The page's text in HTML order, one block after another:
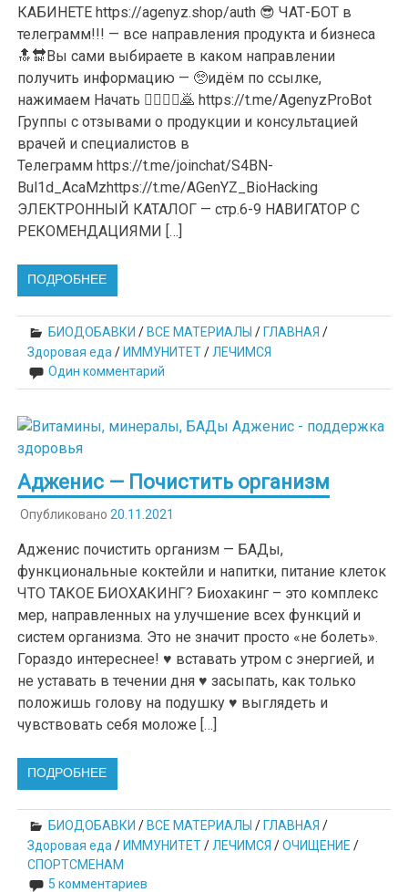
КАБИНЕТЕ https://agenyz.shop/auth 😎 ЧАТ-БОТ в
телеграмм!!! — все направления продукта и бизнеса
🔝🔛Вы сами выбираете в каком направлении
получить информацию — 🥺идём по ссылке,
нажимаем Начать 🙇‍♀️💁‍♀️🙇 https://t.me/AgenyzProBot
Группы с отзывами о продукции и консультацией
врачей и специалистов в
Телеграмм https://t.me/joinchat/S4BN-
Bul1d_AcaMzhttps://t.me/AGenYZ_BioHacking
ЭЛЕКТРОННЫЙ КАТАЛОГ — стр.6-9 НАВИГАТОР С
РЕКОМЕНДАЦИЯМИ […]
ПОДРОБНЕЕ
БИОДОБАВКИ / ВСЕ МАТЕРИАЛЫ / ГЛАВНАЯ /
Здоровая еда / ИММУНИТЕТ/ ЛЕЧИМСЯ
Один комментарий
Адженис — Почистить организм
Опубликовано 20.11.2021
Адженис почистить организм — БАДы,
функциональные коктейли и напитки, питание клеток
ЧТО ТАКОЕ БИОХАКИНГ? Биохакинг – это комплекс
мер, направленных на улучшение всех функций и
систем организма. Это не значит просто «не болеть».
Гораздо интереснее! ♥ вставать утром с энергией, и
не уставать в течении дня ♥ засыпать, как только
положишь голову на подушку ♥ выглядеть и
чувствовать себя моложе […]
ПОДРОБНЕЕ
БИОДОБАВКИ / ВСЕ МАТЕРИАЛЫ / ГЛАВНАЯ /
Здоровая еда/ ИММУНИТЕТ/ЛЕЧИМСЯ /ОЧИЩЕНИЕ /
СПОРТСМЕНАМ
5 комментариев